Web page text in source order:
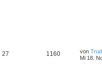
27 1160 von
Mi 18.